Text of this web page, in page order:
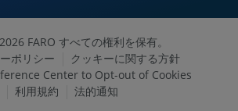
FARO すべての権利を保有。
ポリシー
クッキーに関する方針
Center to Opt-out of Cookies
利用規約
法的通知